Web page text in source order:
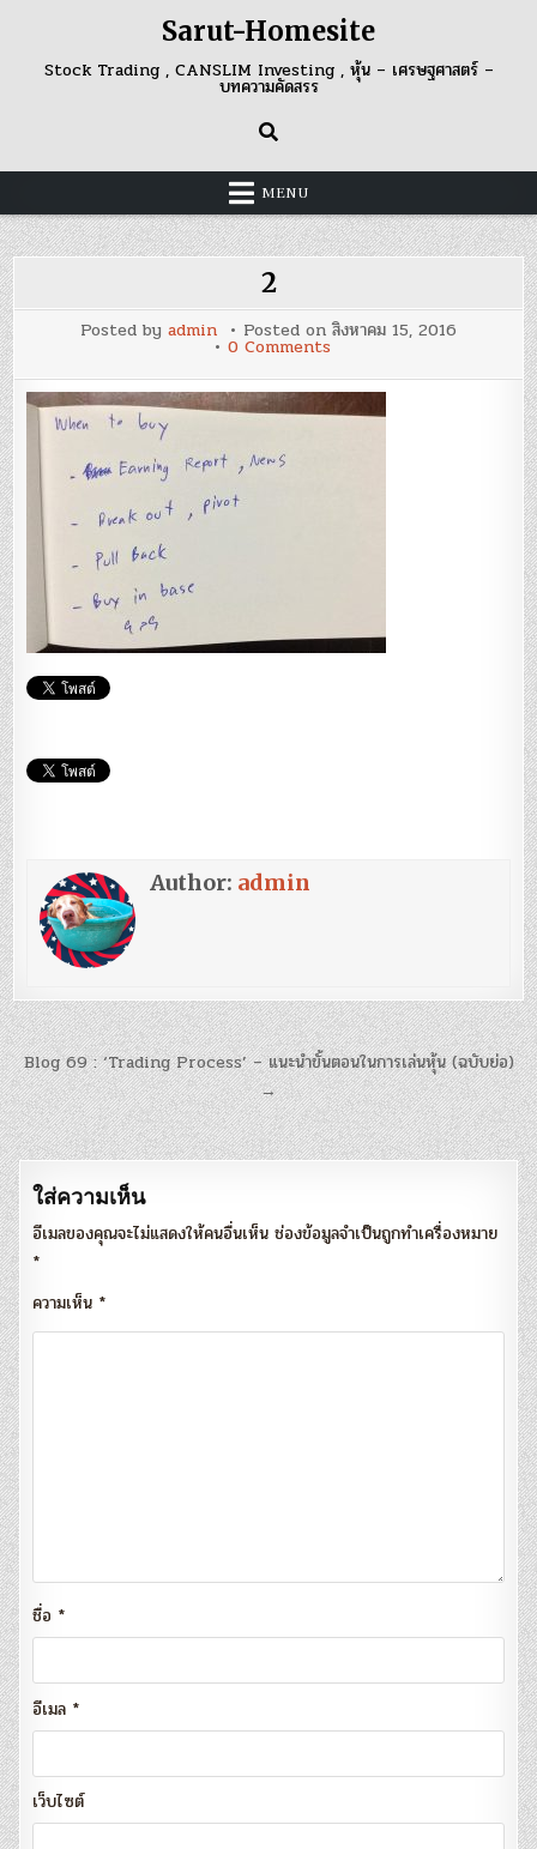
content
Sarut-Homesite
Stock Trading , CANSLIM Investing , หุ้น – เศรษฐศาสตร์ –
บทความคัดสรร
MENU
2
Posted by admin Posted on สิงหาคม 15, 2016
0 Commentson
Author: admin
แนะแนว
เรื่อง
Blog 69 : ‘Trading Process’ – แนะนำขั้นตอนในการเล่นหุ้น (ฉบับย่อ)
→
ใส่ความเห็น
อีเมลของคุณจะไม่แสดงให้คนอื่นเห็น ช่องข้อมูลจำเป็นถูกทำเครื่องหมาย
*
ความเห็น *
ชื่อ *
อีเมล *
เว็บไซต์